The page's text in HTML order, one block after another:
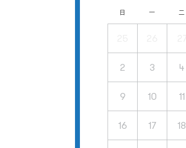
日 一 二
2 3 4
9 10 11
16 17 18